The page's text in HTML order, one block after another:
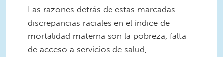
Las razones detrás de estas marcadas
discrepancias raciales en el índice de
mortalidad materna son la pobreza, falta
de acceso a servicios de salud,